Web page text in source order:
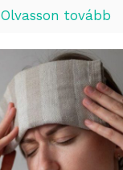
Olvasson tovább